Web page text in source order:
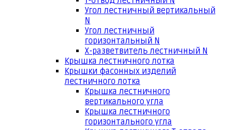
Угол лестничный вертикальный
N
Угол лестничный
горизонтальный N
Х-разветвитель лестничный N
Крышка лестничного лотка
Крышки фасонных изделий
лестничного лотка
Крышка лестничного
вертикального угла
Крышка лестничного
горизонтального угла